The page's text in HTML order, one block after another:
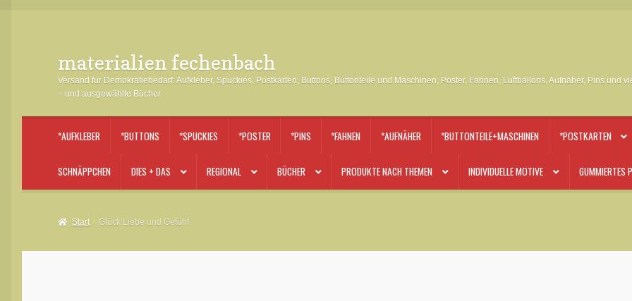
Navigation
springen
Inhalt
springen
materialien fechenbach
Versand für Demokratiebedarf: Aufkleber, Spuckies, Postkarten, Buttons, Buttonteile und Maschinen, Poster, Fahnen, Luftballons, Aufnäher, Pins und
– und ausgewählte Bücher
*AUFKLEBER *BUTTONS *SPUCKIES *POSTER *PINS *FAHNEN *AUFNÄHER *BUTTONTEILE+MASCHINEN *POSTKARTEN
SCHNÄPPCHEN DIES + DAS REGIONAL BÜCHER PRODUKTE NACH THEMEN INDIVIDUELLE MOTIVE GUMMIERTES
Start Glück Liebe und Gefühl